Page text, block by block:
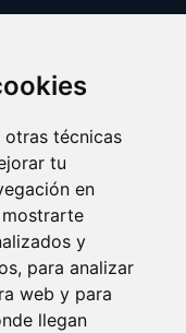
otras técnicas
tu
en
y
para analizar
web y para
llegan